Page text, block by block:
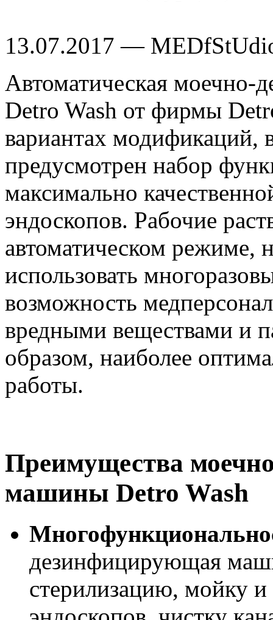
13.07.2017 —
Автоматическая
Detro Wash от фирмы
вариантах модификаций,
предусмотрен набор
максимально
эндоскопов. Рабочие
автоматическом
использовать
возможность
вредными веществами и
образом, наиболее
работы.
Преимущества
машины Detro Wash
дезинфицирующая
стерилизацию, мойку